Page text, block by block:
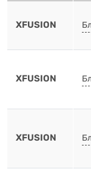
XFUSION
XFUSION
XFUSION